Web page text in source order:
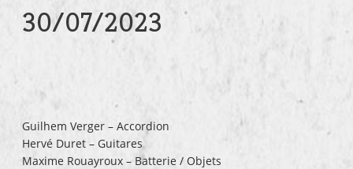
30/07/2023
Guilhem Verger – Accordion
Hervé Duret – Guitares
Maxime Rouayroux – Batterie / Objets